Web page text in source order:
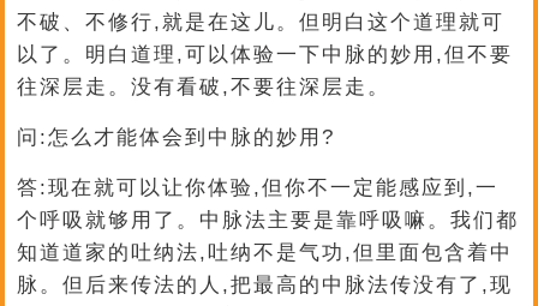
不破、不修行,就是在这儿。但明白这个道理就可
以了。明白道理,可以体验一下中脉的妙用,但不要
往深层走。没有看破,不要往深层走。
问:怎么才能体会到中脉的妙用?
答:现在就可以让你体验,但你不一定能感应到,一
个呼吸就够用了。中脉法主要是靠呼吸嘛。我们都
知道道家的吐纳法,吐纳不是气功,但里面包含着中
脉。但后来传法的人,把最高的中脉法传没有了,现